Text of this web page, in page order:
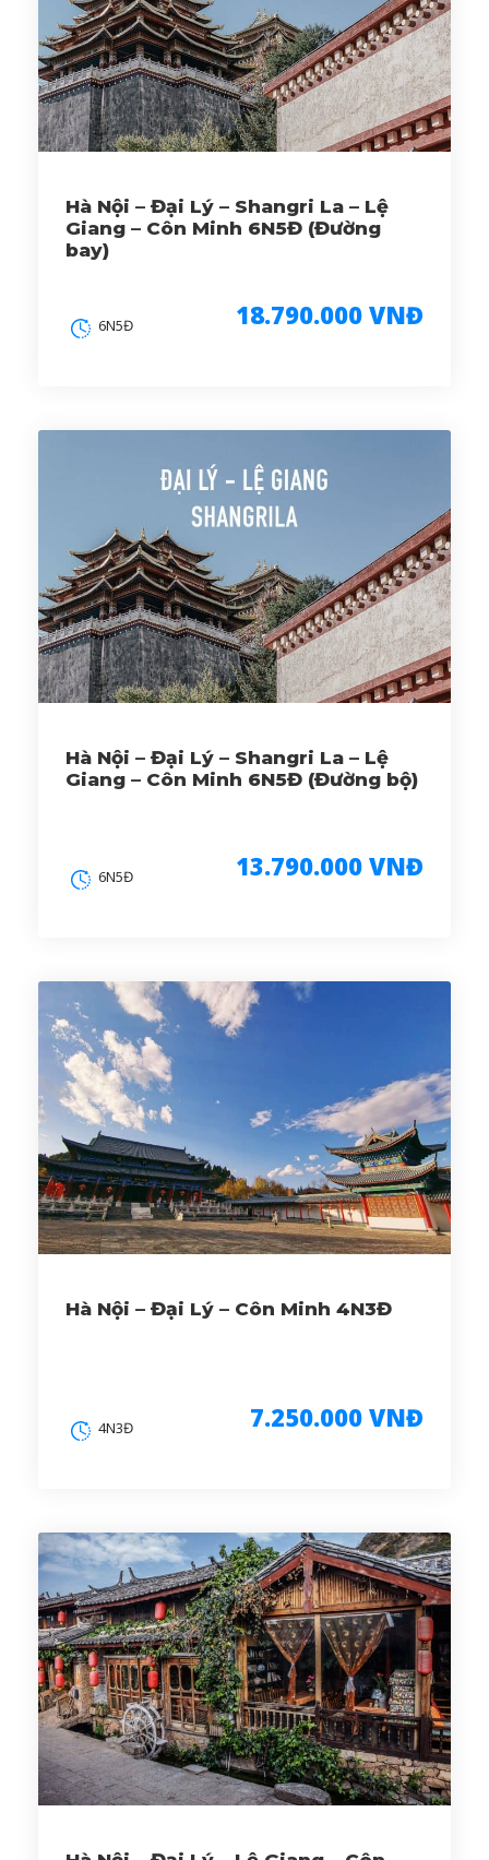
Hà Nội – Đại Lý – Shangri La – Lệ
Giang – Côn Minh 6N5Đ (Đường
bay)
18.790.000 VNĐ
6N5Đ
Hà Nội – Đại Lý – Shangri La – Lệ
Giang – Côn Minh 6N5Đ (Đường bộ)
13.790.000 VNĐ
6N5Đ
Hà Nội – Đại Lý – Côn Minh 4N3Đ
7.250.000 VNĐ
4N3Đ